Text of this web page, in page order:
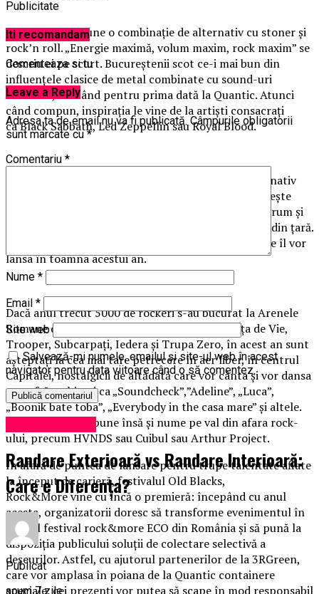
Salmastrapropune o combinație de alternativ cu stoner și
rock’n roll. „Energie maximă, volum maxim, rock maxim” se
descriu ei pe scurt. Bucureștenii scot ce-i mai bun din
influențele clasice de metal combinate cu sound-uri
moderne, cântând pentru prima dată la Quantic. Atunci
când compun, inspirația le vine de la artişti consacraţi
ca Black Sabbath, Led Zeppellin sau Royal Blood.
este prima formație de rock alternativ
din România care are un podcast lunar în care vorbește
despre provocările unei trupe aflate la început de drum și
modul în care “navighează” prin industria muzicală din țară.
Lucrează în prezent la un album de 10 piese, pe care îl vor
lansa în toamna acestui an.
Dacă anul trecut 5000 de rockeri s-au bucurat la Arenele
Romane de prestații de excepție marca Iris, Vița de Vie,
Trooper, Subcarpați, Iedera și Trupa Zero, în acest an sunt
așteptați la cea mai tare petrecere în aer liber, în centrul
Capitalei, nostalgicii de altădată care vor cânta și vor dansa
cu poftă pe hituri ca „Soundcheck”,”Adeline”, „Luca”,
„Boonik bate toba”, „Everybody in the casa mare” și altele.
Evenimentul propune însă și nume pe val din afara rock-
ului, precum HVNDS sau Cuibul sau Arthur Project.
În afară de puntea de lansare pentru trupe talentate aflate
la început de carieră, festivalul Old Blacks,
Rock&More vine cu încă o premieră: începând cu anul
acesta, organizatorii doresc să transforme evenimentul în
primul festival rock&more ECO din România și să pună la
dispoziția publicului soluții de colectare selectivă a
deșeurilor. Astfel, cu ajutorul partenerilor de la 3RGreen,
care vor amplasa în poiana de la Quantic containere
speciale, cei prezenți vor putea să scape în mod responsabil
Publicitate
Iti recomandam
Comenteaza si tu
Leave a Reply
Adresa ta de email nu va fi publicată. Câmpurile obligatorii
sunt marcate cu*
Comentariu *
Nume *
Email *
Site web
Salvează-mi numele, emailul și site-ul web în acest
navigator pentru data viitoare când o să comentez.
Randare Exterioară vs Randare Interioară:
Care e Diferența?
Publicat
acum 7 zile